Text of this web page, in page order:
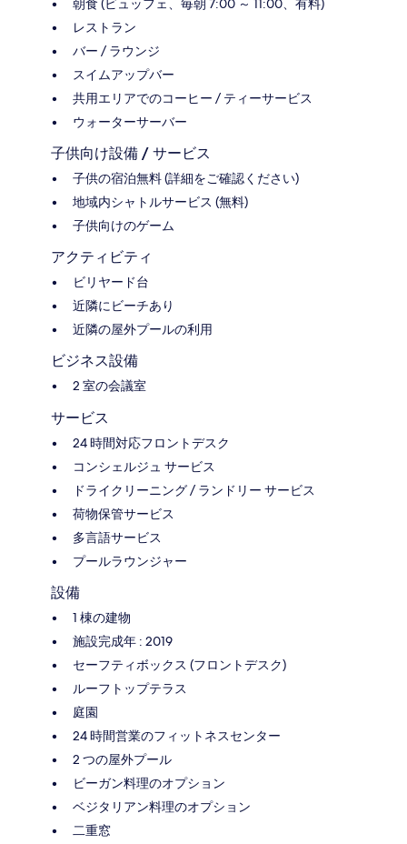
朝食 (ビュッフェ、毎朝 7:00 ～ 11:00、有料)
レストラン
バー / ラウンジ
スイムアップバー
共用エリアでのコーヒー / ティーサービス
ウォーターサーバー
子供向け設備 / サービス
子供の宿泊無料 (詳細をご確認ください)
地域内シャトルサービス (無料)
子供向けのゲーム
アクティビティ
ビリヤード台
近隣にビーチあり
近隣の屋外プールの利用
ビジネス設備
2 室の会議室
サービス
24 時間対応フロントデスク
コンシェルジュ サービス
ドライクリーニング / ランドリー サービス
荷物保管サービス
多言語サービス
プールラウンジャー
設備
1 棟の建物
施設完成年 : 2019
セーフティボックス (フロントデスク)
ルーフトップテラス
庭園
24 時間営業のフィットネスセンター
2 つの屋外プール
ビーガン料理のオプション
ベジタリアン料理のオプション
二重窓